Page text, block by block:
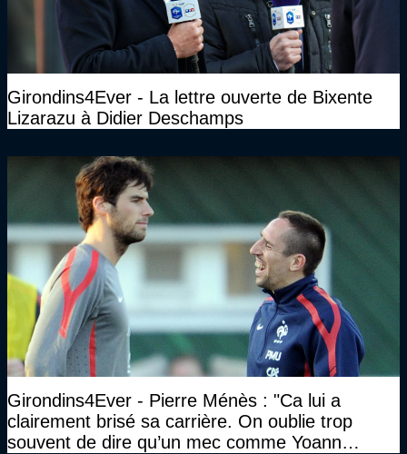
Girondins4Ever - La lettre ouverte de Bixente
Lizarazu à Didier Deschamps
Girondins4Ever - Pierre Ménès : "Ca lui a
clairement brisé sa carrière. On oublie trop
souvent de dire qu’un mec comme Yoann